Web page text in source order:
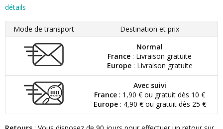
détails
Mode de transport
Destination et prix
Normal
France : Livraison gratuite
Europe: Livraison gratuite
Avec suivi
France : 1,90 € ou gratuit dès 10 €
Europe: 4,90 € ou gratuit dès 25 €